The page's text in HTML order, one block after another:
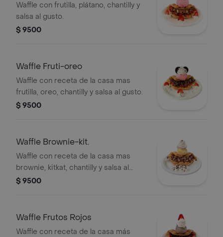
Waffle con frutilla, plátano, chantilly y
salsa al gusto.
$ 9500
Waffle Fruti-oreo
Waffle con receta de la casa mas
frutilla, oreo, chantilly y salsa al gusto.
$ 9500
Waffle Brownie-kit.
Waffle con receta de la casa mas
brownie, kitkat, chantilly y salsa al
gusto.
$ 9500
Waffle Frutos Rojos
Waffle con receta de la casa más